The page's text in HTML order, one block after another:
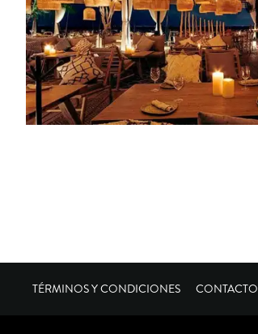
TÉRMINOS Y CONDICIONES CONTACTO